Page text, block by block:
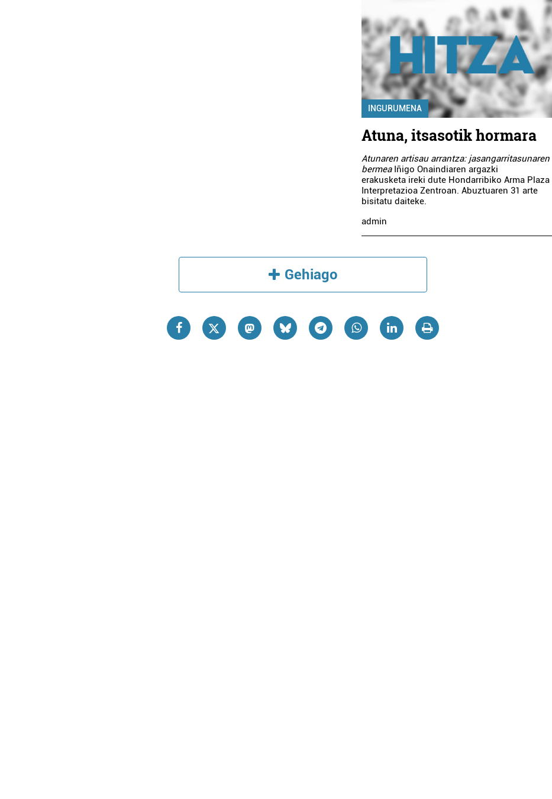
INGURUMENA
Atuna, itsasotik hormara
Atunaren artisau arrantza: jasangarritasunaren
bermeaIñigo Onaindiaren argazki
erakusketa ireki dute Hondarribiko Arma Plaza
Interpretazioa Zentroan. Abuztuaren 31 arte
bisitatu daiteke.
admin
Gehiago